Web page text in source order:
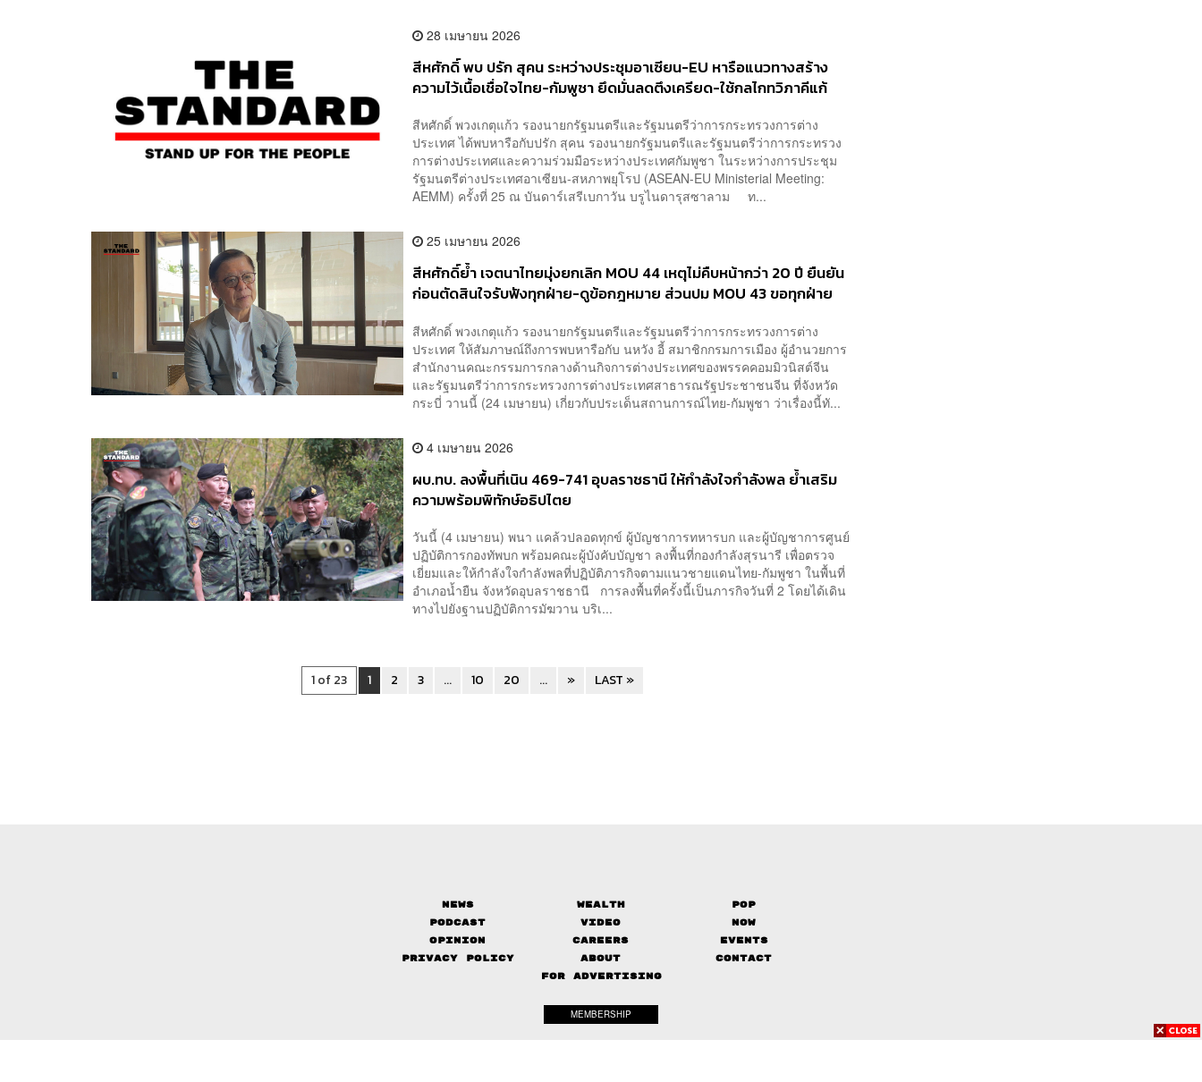
28 เมษายน 2026
สีหศักดิ์ พบ ปรัก สุคน ระหว่างประชุมอาเซียน-EU หารือแนวทางสร้าง
ความไว้เนื้อเชื่อใจไทย-กัมพูชา ยึดมั่นลดตึงเครียด-ใช้กลไกทวิภาคีแก้
สีหศักดิ์ พวงเกตุแก้ว รองนายกรัฐมนตรีและรัฐมนตรีว่าการกระทรวงการต่าง
ประเทศ ได้พบหารือกับปรัก สุคน รองนายกรัฐมนตรีและรัฐมนตรีว่าการกระทรวง
การต่างประเทศและความร่วมมือระหว่างประเทศกัมพูชา ในระหว่างการประชุม
รัฐมนตรีต่างประเทศอาเซียน-สหภาพยุโรป (ASEAN-EU Ministerial Meeting:
AEMM) ครั้งที่ 25 ณ บันดาร์เสรีเบกาวัน บรูไนดารุสซาลาม ท...
25 เมษายน 2026
สีหศักดิ์ย้ำ เจตนาไทยมุ่งยกเลิก MOU 44 เหตุไม่คืบหน้ากว่า 20 ปี ยืนยัน
ก่อนตัดสินใจรับฟังทุกฝ่าย-ดูข้อกฎหมาย ส่วนปม MOU 43 ขอทุกฝ่าย
สีหศักดิ์ พวงเกตุแก้ว รองนายกรัฐมนตรีและรัฐมนตรีว่าการกระทรวงการต่าง
ประเทศ ให้สัมภาษณ์ถึงการพบหารือกับ นหวัง อี้ สมาชิกกรมการเมือง ผู้อำนวยการ
สำนักงานคณะกรรมการกลางด้านกิจการต่างประเทศของพรรคคอมมิวนิสต์จีน
และรัฐมนตรีว่าการกระทรวงการต่างประเทศสาธารณรัฐประชาชนจีน ที่จังหวัด
กระบี่ วานนี้ (24 เมษายน) เกี่ยวกับประเด็นสถานการณ์ไทย-กัมพูชา ว่าเรื่องนี้ทั...
4 เมษายน 2026
ผบ.ทบ. ลงพื้นที่เนิน 469-741 อุบลราชธานี ให้กำลังใจกำลังพล ย้ำเสริม
ความพร้อมพิทักษ์อธิปไตย
วันนี้ (4 เมษายน) พนา แคล้วปลอดทุกข์ ผู้บัญชาการทหารบก และผู้บัญชาการศูนย์
ปฏิบัติการกองทัพบก พร้อมคณะผู้บังคับบัญชา ลงพื้นที่กองกำลังสุรนารี เพื่อตรวจ
เยี่ยมและให้กำลังใจกำลังพลที่ปฏิบัติภารกิจตามแนวชายแดนไทย-กัมพูชา ในพื้นที่
อำเภอน้ำยืน จังหวัดอุบลราชธานี การลงพื้นที่ครั้งนี้เป็นภารกิจวันที่ 2 โดยได้เดิน
ทางไปยังฐานปฏิบัติการมัฆวาน บริเ...
1 of 23 1 2 3 ... 10 20 ... » LAST »
News Wealth
Pop
Podcast
Video
Now
Opinion
Careers
Events
Privacy Policy
About
Contact
FOR ADVERTISING
MEMBERSHIP